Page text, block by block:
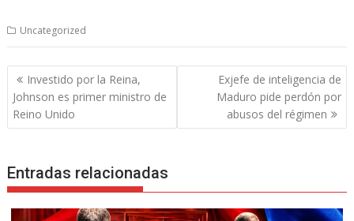
Uncategorized
Navegación
de
entradas
Investido por la Reina,
Johnson es primer ministro de
Reino Unido
Exjefe de inteligencia de
Maduro pide perdón por
abusos del régimen
Entradas relacionadas